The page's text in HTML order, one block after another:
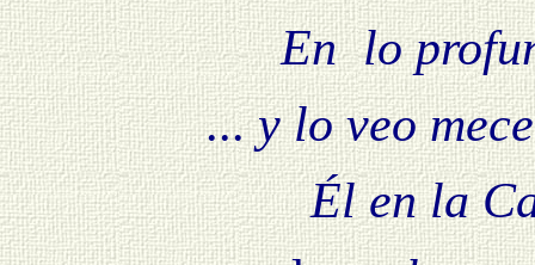
En lo
...y lo veo
Él en la